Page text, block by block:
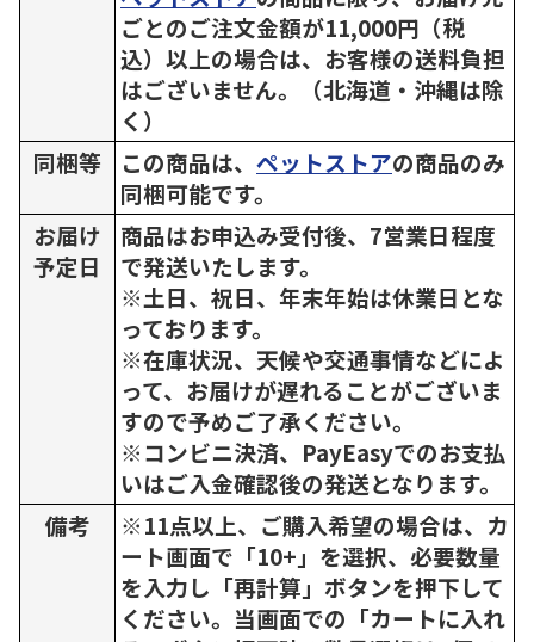
ごとのご注文金額が11,000円（税
込）以上の場合は、お客様の送料負担
はございません。（北海道・沖縄は除
く）
同梱等
この商品は、 ペットストアの商品のみ
同梱可能です。
お届け
予定日
商品はお申込み受付後、7営業日程度
で発送いたします。
※土日、祝日、年末年始は休業日とな
っております。
※在庫状況、天候や交通事情などによ
って、お届けが遅れることがございま
すので予めご了承ください。
※コンビニ決済、PayEasyでのお支払
いはご入金確認後の発送となります。
備考
※11点以上、ご購入希望の場合は、カ
ート画面で「10+」を選択、必要数量
を入力し「再計算」ボタンを押下して
ください。当画面での「カートに入れ